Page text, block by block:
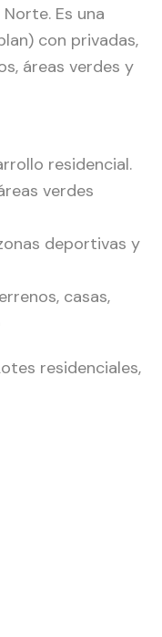
Es una
con privadas,
áreas verdes y
residencial.
verdes
deportivas y
casas,
residenciales,